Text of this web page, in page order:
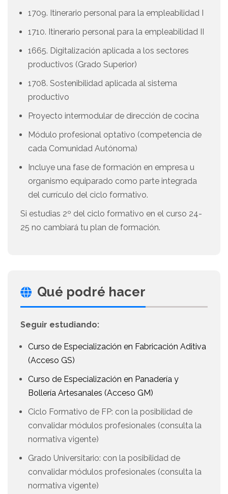
1709. Itinerario personal para la empleabilidad I
1710. Itinerario personal para la empleabilidad II
1665. Digitalización aplicada a los sectores
productivos (Grado Superior)
1708. Sostenibilidad aplicada al sistema
productivo
Proyecto intermodular de dirección de cocina
Módulo profesional optativo (competencia de
cada Comunidad Autónoma)
Incluye una fase de formación en empresa u
organismo equiparado como parte integrada
del currículo del ciclo formativo.
Si estudias 2º del ciclo formativo en el curso 24-
25 no cambiará tu plan de formación.
Qué podré hacer
Seguir estudiando:
Curso de Especialización en Fabricación Aditiva
(Acceso GS)
Curso de Especialización en Panadería y
Bollería Artesanales (Acceso GM)
Ciclo Formativo de FP: con la posibilidad de
convalidar módulos profesionales (consulta la
normativa vigente)
Grado Universitario: con la posibilidad de
convalidar módulos profesionales (consulta la
normativa vigente)